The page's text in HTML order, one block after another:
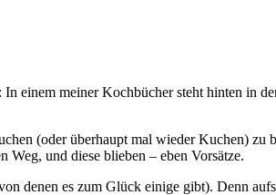
einem meiner Kochbücher steht hinten in
(oder überhaupt mal wieder Kuchen)
und diese blieben – eben Vorsätze.
denen es zum Glück einige gibt). Denn